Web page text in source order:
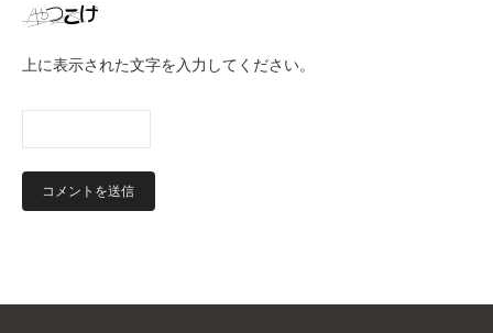
上に表示された文字を入力してください。